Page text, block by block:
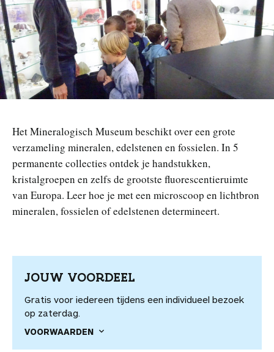
n
Het Mineralogisch Museum beschikt over een grote
verzameling mineralen, edelstenen en fossielen. In 5
permanente collecties ontdek je handstukken,
kristalgroepen en zelfs de grootste fluorescentieruimte
van Europa. Leer hoe je met een microscoop en lichtbron
mineralen, fossielen of edelstenen determineert.
JOUW VOORDEEL
Gratis voor iedereen tijdens een individueel bezoek
op zaterdag.
VOORWAARDEN